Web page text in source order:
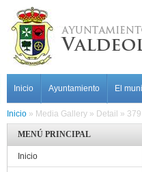
Pasar al contenido principal
Inicio
Ayuntamiento El
Inicio » Media Gallery » Detail » 379
MENÚ PRINCIPAL
Inicio